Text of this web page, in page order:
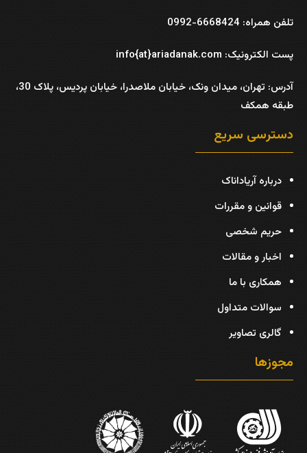
تلفن همراه: 6668424-0992
پست الکترونیک: info{at}ariadanak.com
آدرس:
تهران، میدان ونک، خیابان ملاصدرا، خیابان پردیس، پلاک 30،
طبقه همکف
دسترسی سریع
درباره آریاداناک
قوانین و مقررات
حریم شخصی
اخبار و مقالات
همکاری با ما
سوالات متداول
گالری تصاویر
مجوزها